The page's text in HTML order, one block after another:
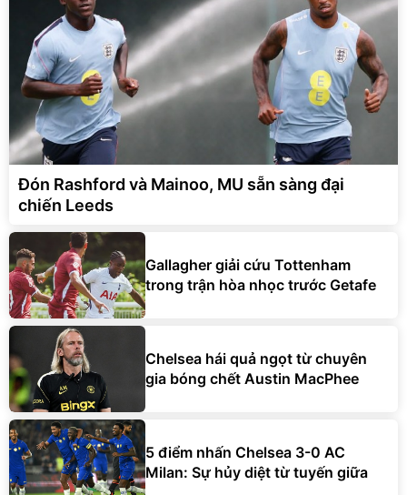
Đón Rashford và Mainoo, MU sẵn sàng đại
chiến Leeds
Gallagher giải cứu Tottenham
trong trận hòa nhọc trước Getafe
Chelsea hái quả ngọt từ chuyên
gia bóng chết Austin MacPhee
5 điểm nhấn Chelsea 3-0 AC
Milan: Sự hủy diệt từ tuyến giữa